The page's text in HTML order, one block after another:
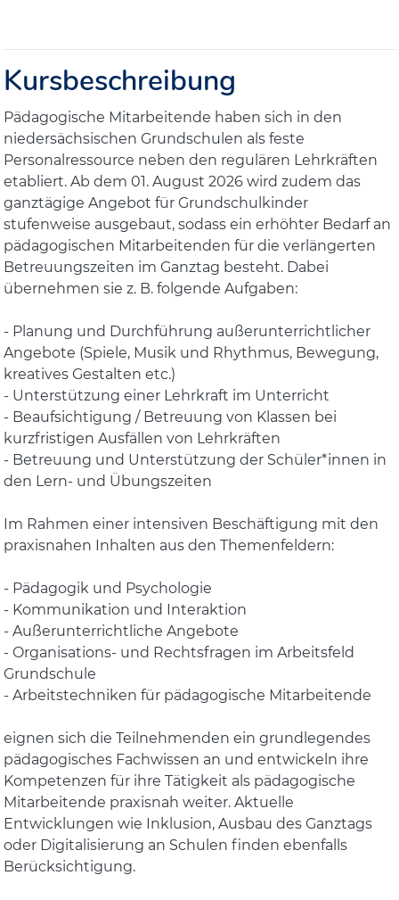
Kursbeschreibung
Pädagogische Mitarbeitende haben sich in den
niedersächsischen Grundschulen als feste
Personalressource neben den regulären Lehrkräften
etabliert. Ab dem 01. August 2026 wird zudem das
ganztägige Angebot für Grundschulkinder
stufenweise ausgebaut, sodass ein erhöhter Bedarf an
pädagogischen Mitarbeitenden für die verlängerten
Betreuungszeiten im Ganztag besteht. Dabei
übernehmen sie z. B. folgende Aufgaben:
- Planung und Durchführung außerunterrichtlicher
Angebote (Spiele, Musik und Rhythmus, Bewegung,
kreatives Gestalten etc.)
- Unterstützung einer Lehrkraft im Unterricht
- Beaufsichtigung / Betreuung von Klassen bei
kurzfristigen Ausfällen von Lehrkräften
- Betreuung und Unterstützung der Schüler*innen in
den Lern- und Übungszeiten
Im Rahmen einer intensiven Beschäftigung mit den
praxisnahen Inhalten aus den Themenfeldern:
- Pädagogik und Psychologie
- Kommunikation und Interaktion
- Außerunterrichtliche Angebote
- Organisations- und Rechtsfragen im Arbeitsfeld
Grundschule
- Arbeitstechniken für pädagogische Mitarbeitende
eignen sich die Teilnehmenden ein grundlegendes
pädagogisches Fachwissen an und entwickeln ihre
Kompetenzen für ihre Tätigkeit als pädagogische
Mitarbeitende praxisnah weiter. Aktuelle
Entwicklungen wie Inklusion, Ausbau des Ganztags
oder Digitalisierung an Schulen finden ebenfalls
Berücksichtigung.